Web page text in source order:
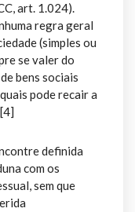
art. 1.024).
regra geral
(simples ou
se valer do
bens sociais
pode recair a
definida
com os
sem que